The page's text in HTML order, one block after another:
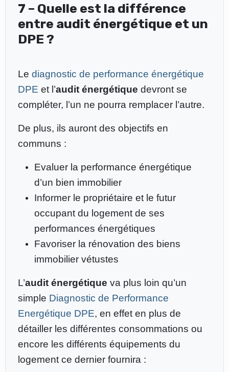
7 – Quelle est la différence
entre audit énergétique et un
DPE ?
Le diagnostic de performance énergétique
DPE et l’audit énergétique devront se
compléter, l’un ne pourra remplacer l’autre.
De plus, ils auront des objectifs en
communs :
Evaluer la performance énergétique
d’un bien immobilier
Informer le propriétaire et le futur
occupant du logement de ses
performances énergétiques
Favoriser la rénovation des biens
immobilier vétustes
L’audit énergétique va plus loin qu’un
simple Diagnostic de Performance
Energétique DPE, en effet en plus de
détailler les différentes consommations ou
encore les différents équipements du
logement ce dernier fournira :